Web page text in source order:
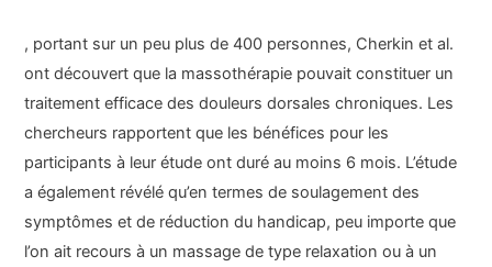
, portant sur un peu plus de 400 personnes, Cherkin et al.
ont découvert que la massothérapie pouvait constituer un
traitement efficace des douleurs dorsales chroniques. Les
chercheurs rapportent que les bénéfices pour les
participants à leur étude ont duré au moins 6 mois. L’étude
a également révélé qu’en termes de soulagement des
symptômes et de réduction du handicap, peu importe que
l’on ait recours à un massage de type relaxation ou à un